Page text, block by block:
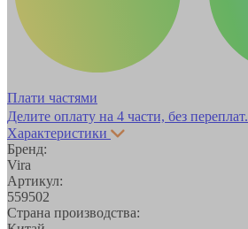
Плати частями
Делите оплату на 4 части, без переплат.
Характеристики
Бренд:
Vira
Артикул:
559502
Страна производства: